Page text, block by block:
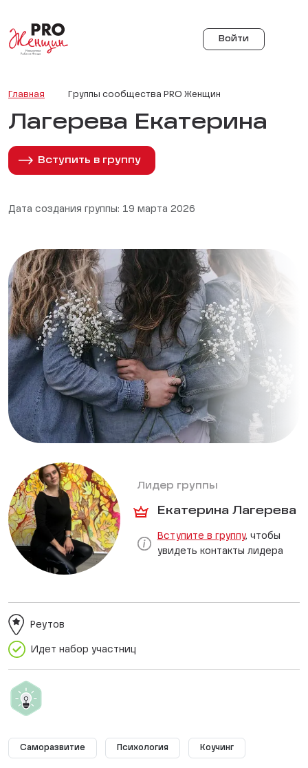
Войти
Главная Группы сообщества PRO Женщин
Лагерева Екатерина
Вступить в группу
Дата создания группы: 19 марта 2026
Лидер группы
Екатерина Лагерева
Вступите в группу, чтобы
увидеть контакты лидера
Идет набор участниц
Реутов
Саморазвитие Психология Коучинг